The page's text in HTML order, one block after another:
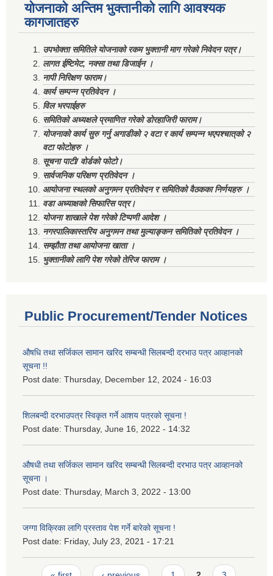
योजनाको अन्तिम भुक्तानीको लागि आवश्यक
कागजातहरु
उपभोक्ता समितिले योजनाको रकम भुक्तानी माग गरेको निवेदन पत्र।
लागत ईष्टिमेट, नक्सा तथा डिजाईन ।
नापी निरिक्षण फाराम।
कार्य सम्पन्न प्रतिवेदन ।
विल भरपाईहरु
समितिको अध्यक्षले प्रमाणित गरेको डोरहाजिरी फाराम।
योजनाको कार्य सुरु गर्नु अगाडीको २ वटा र कार्य सम्पन्न भएपश्चात्‌को २
वटा फोटोहरु ।
सूचना पाटी/ वोर्डको फोटो।
सार्वजनिक परिक्षण प्रतिवेदन ।
आयोजना स्थलको अनुगमन प्रतिवेदन र समितिको वैठकका निर्णयहरु ।
वडा अध्याक्षको सिफारिस पत्र।
योजना शाखाले पेश गरेको टिप्पणी आदेश ।
नगरपालिकास्तरिय अनुगमन तथा मुल्याङ्कन समितिको प्रतिवेदन ।
सम्झौता तथा आयोजना खाता ।
भुक्तानीको लागि पेश गरेको तेरिज फाराम ।
Public Procurement/Tender Notices
औषधि तथा सर्जिकल सामान खरिद सम्बन्धी सिलबन्दी दरभाउ पत्र आव्हानको
सूचना !!
Post date: Thursday, December 12, 2024 - 16:03
शिलबन्दी दरभाउपत्र स्विकृत गर्ने आशय पत्रको सूचना !
Post date: Thursday, June 16, 2022 - 14:32
औषधी तथा सर्जिकल सामान खरिद सम्बन्धी सिलबन्दी दरभाउ पत्र आव्हानको
सूचना ।
Post date: Thursday, March 3, 2022 - 13:00
जग्गा विक्रिका लागि प्रस्ताव पेश गर्ने बारेको सूचना !
Post date: Friday, July 23, 2021 - 17:21